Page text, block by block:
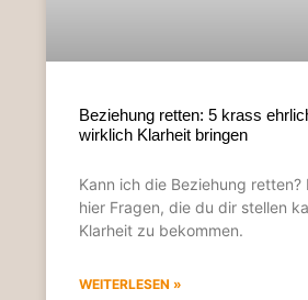
Beziehung retten: 5 krass
wirklich Klarheit bringen
Kann ich die Beziehung
hier Fragen, die du dir stellen
Klarheit zu bekommen.
WEITERLESEN »